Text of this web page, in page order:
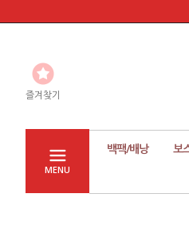
즐겨찾기
MENU
백팩/배낭 보